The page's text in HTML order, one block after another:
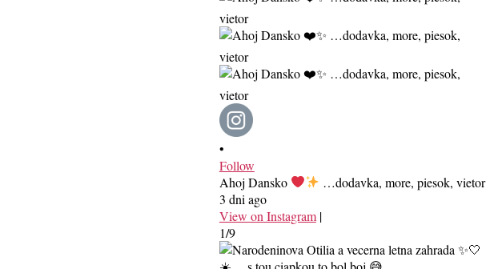
•
Follow
Ahoj Dansko
…dodavka, more, piesok, vietor
3 dni ago
View on Instagram |
1/9